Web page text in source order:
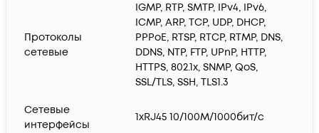
Протоколы
сетевые
IGMP, RTP, SMTP, IPv4, IPv6,
ICMP, ARP, TCP, UDP, DHCP,
PPPoE, RTSP, RTCP, RTMP, DNS,
DDNS, NTP, FTP, UPnP, HTTP,
HTTPS, 802.1x, SNMP, QoS,
SSL/TLS, SSH, TLS1.3
Сетевые
интерфейсы
1xRJ45 10/100М/1000бит/с